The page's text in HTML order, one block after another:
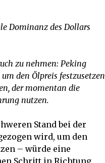
Dominanz des Dollars
zu nehmen: Peking
den Ölpreis festzusetzen
der momentan die
nutzen.
Stand bei der
wird, um den
– würde eine